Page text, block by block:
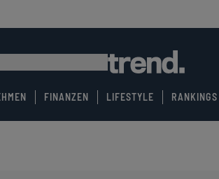
FINANZEN LIFESTYLE RANKINGS